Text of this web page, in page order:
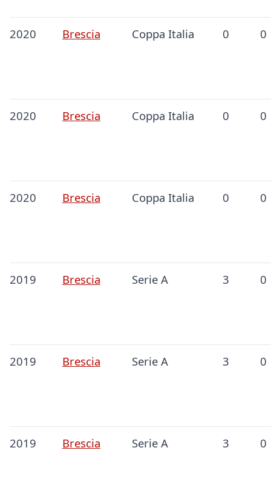
2020 Brescia Coppa Italia 0 0
2020 Brescia Coppa Italia 0 0
2020 Brescia Coppa Italia 0 0
2019 Brescia Serie A 3 0
2019 Brescia Serie A 3 0
2019 Brescia Serie A 3 0